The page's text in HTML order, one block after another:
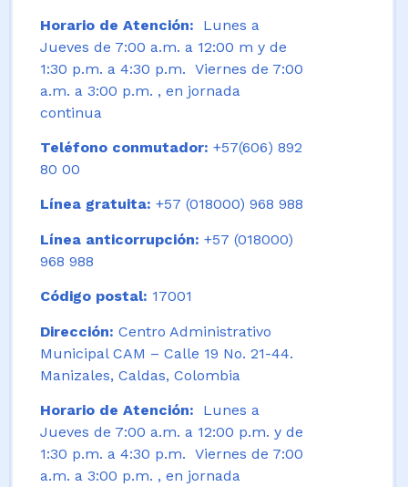
Horario de Atención:
Lunes a
Jueves de 7:00 a.m. a 12:00 m y de
1:30 p.m. a 4:30 p.m. Viernes de 7:00
a.m. a 3:00 p.m. , en jornada
continua
Teléfono conmutador: +57(606) 892
80 00
Línea gratuita: +57 (018000) 968 988
Línea anticorrupción: +57 (018000)
968 988
Código postal: 17001
Dirección: Centro Administrativo
Municipal CAM – Calle 19 No. 21-44.
Manizales, Caldas, Colombia
Horario de Atención: Lunes a
Jueves de 7:00 a.m. a 12:00 p.m. y de
1:30 p.m. a 4:30 p.m. Viernes de 7:00
a.m. a 3:00 p.m. , en jornada